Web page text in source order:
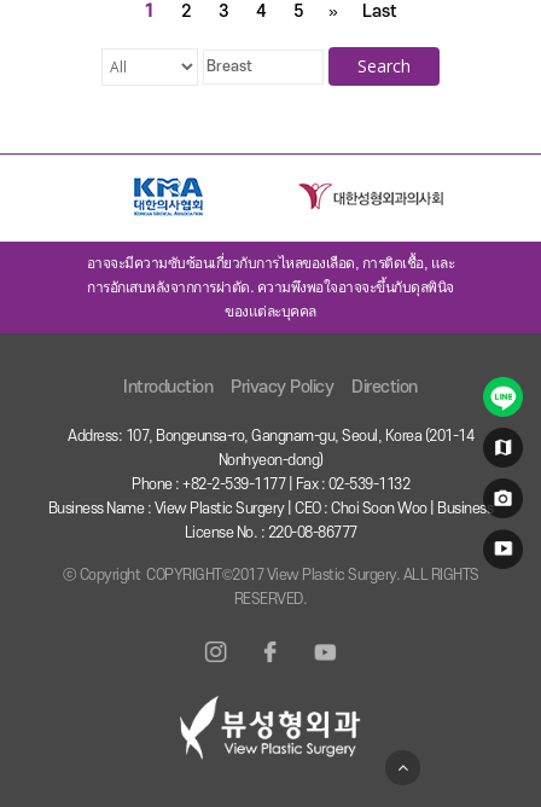
1 2 3 4 5 » Last
Search
อาจจะมีความซับซ้อนเกี่ยวกับการไหลของเลือด, การติดเชื้อ, และ
การอักเสบหลังจากการผ่าตัด. ความพึงพอใจอาจจะขึ้นกับดุลพินิจ
ของแต่ละบุคคล
Introduction Privacy Policy Direction
Address: 107, Bongeunsa-ro, Gangnam-gu, Seoul, Korea (201-14
Nonhyeon-dong)
Phone : +82-2-539-1177 | Fax : 02-539-1132
Business Name : View Plastic Surgery | CEO : Choi Soon Woo | Business
License No. : 220-08-86777
ⓒ Copyright COPYRIGHT©2017 View Plastic Surgery. ALL RIGHTS
RESERVED.